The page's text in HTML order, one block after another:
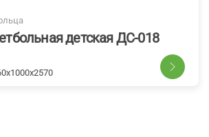
детская ДС-018